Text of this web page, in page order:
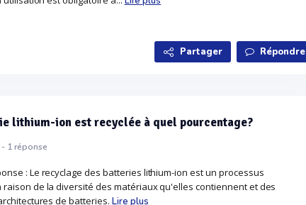
Partager Répondre
lithium-ion est recyclée à quel pourcentage?
- 1réponse
: Le recyclage des batteries lithium-ion est un processus
raison de la diversité des matériaux qu'elles contiennent et des
de batteries. Lire plus